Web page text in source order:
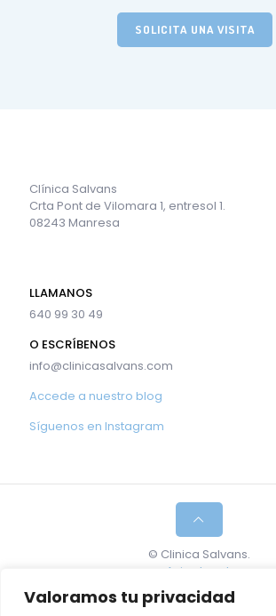
Valoramos tu privacidad
SOLICITA UNA VISITA
Clínica Salvans
Crta Pont de Vilomara 1, entresol 1.
08243 Manresa
LLAMANOS
640 99 30 49
O ESCRÍBENOS
info@clinicasalvans.com
Accede a nuestro blog
Síguenos en Instagram
© Clinica Salvans.
Aviso legal
Política de cookies.